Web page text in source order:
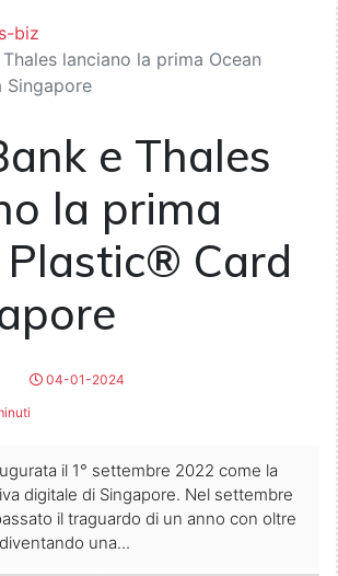
biz
lanciano la prima Ocean
Singapore
e Thales
la prima
Plastic® Card
04-01-2024
il 1° settembre 2022 come la
digitale di Singapore. Nel settembre
il traguardo di un anno con oltre
una...